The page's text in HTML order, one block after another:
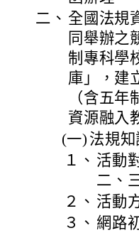
二、 全國法規
同舉辦之
制專科學
庫」，建
（含五
資源融入
(一) 法規知
１、 活動
二、
２、 活動
３、 網路